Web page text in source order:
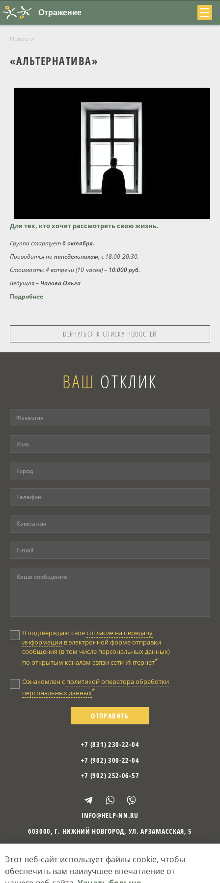
Вебинары
Персоналии
Новости
Отражение
Новости
«АЛЬТЕРНАТИВА»
Для тех, кто хочет рассмотреть свою жизнь.
Группа стартует6 октября.
Проводится попонедельникам, с 18:00-20:30.
Стоимость: 4 встречи (10 часов) – 10.000 руб.
Ведущая – Чалова Ольга
Подробнее
ВЕРНУТЬСЯ К СПИСКУ НОВОСТЕЙ
ВАШ ОТКЛИК
Я подтверждаю своёсогласие на передачу
информации в электронной форме отправки
сообщения (в том числе персональных данных)
по открытым каналам связи сети Интернет*
Ознакомлен с политикой оператора обработки
персональных данных*
ОТПРАВИТЬ
+7 (831) 230-22-04
+7 (902) 300-22-04
+7 (902) 252-06-57
INFO@HELP-NN.RU
603000, Г. НИЖНИЙ НОВГОРОД, УЛ. АРЗАМАССКАЯ, 5
©2010– 2026 Психологический центр «Отражение»
Политика оператора обработки персональных данных
Согласие на обработку персональных данных
Этот веб-сайт использует файлы cookie, чтобы
обеспечить вам наилучшее впечатление от